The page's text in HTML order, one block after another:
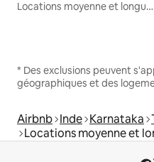
Locations moyenne et longue durée
* Des exclusions peuvent
géographiques et des
Airbnb Inde Karnataka
Locations moyenne et